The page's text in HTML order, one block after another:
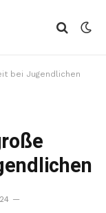
bei Jugendlichen